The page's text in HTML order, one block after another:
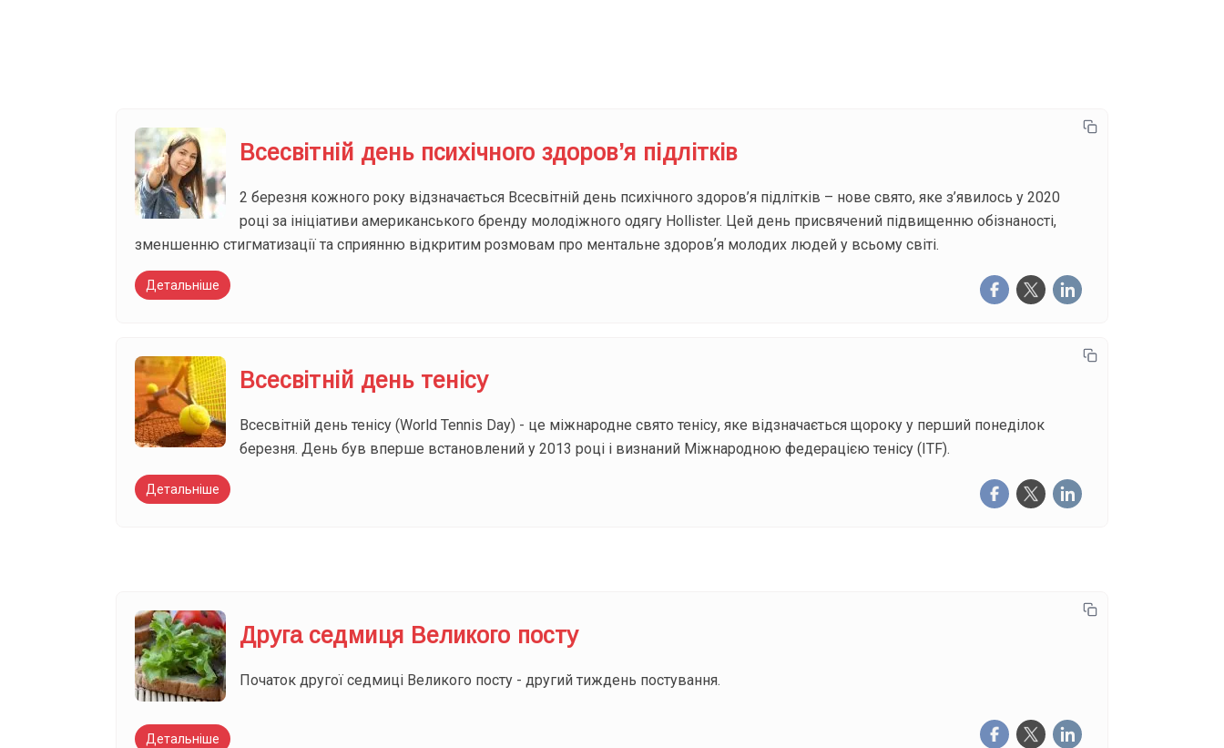
Всесвітній день психічного здоров’я підлітків
2 березня кожного року відзначається Всесвітній день психічного здоров’я підлітків – нове свято, яке з’явилось у 2020
році за ініціативи американського бренду молодіжного одягу Hollister. Цей день присвячений підвищенню обізнаності,
зменшенню стигматизації та сприянню відкритим розмовам про ментальне здоровʼя молодих людей у всьому світі.
Детальніше
Всесвітній день тенісу
Всесвітній день тенісу (World Tennis Day) - це міжнародне свято тенісу, яке відзначається щороку у перший понеділок
березня. День був вперше встановлений у 2013 році і визнаний Міжнародною федерацією тенісу (ITF).
Детальніше
Друга седмиця Великого посту
Початок другої седмиці Великого посту - другий тиждень постування.
Детальніше